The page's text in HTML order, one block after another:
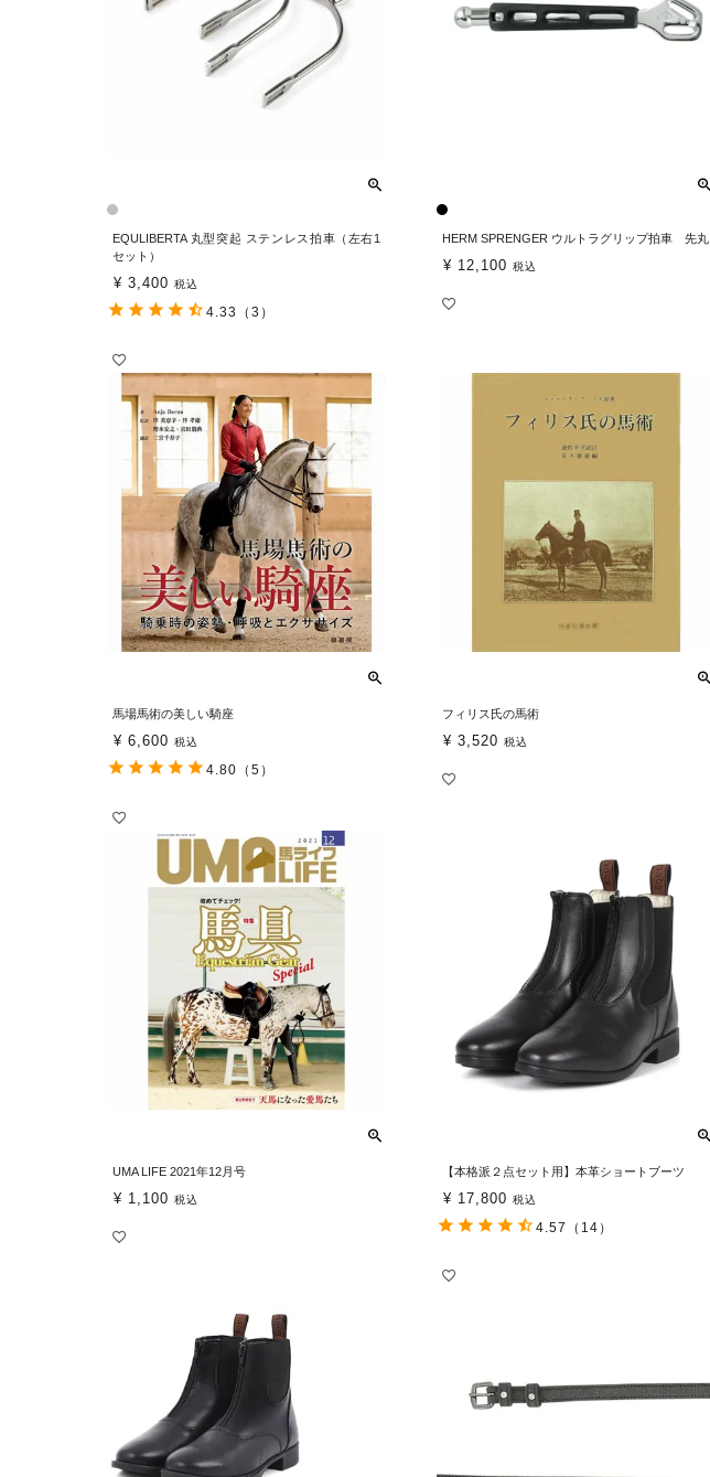
EQULIBERTA 丸型突起 ステンレス拍車（左右1
セット）
¥ 3,400 税込
4.33 （3）
HERM SPRENGER ウルトラグリップ拍車 先丸
¥ 12,100 税込
馬場馬術の美しい騎座
¥ 6,600 税込
4.80 （5）
フィリス氏の馬術
¥ 3,520 税込
UMA LIFE 2021年12月号
¥ 1,100 税込
【本格派２点セット用】本革ショートブーツ
¥ 17,800 税込
4.57 （14）